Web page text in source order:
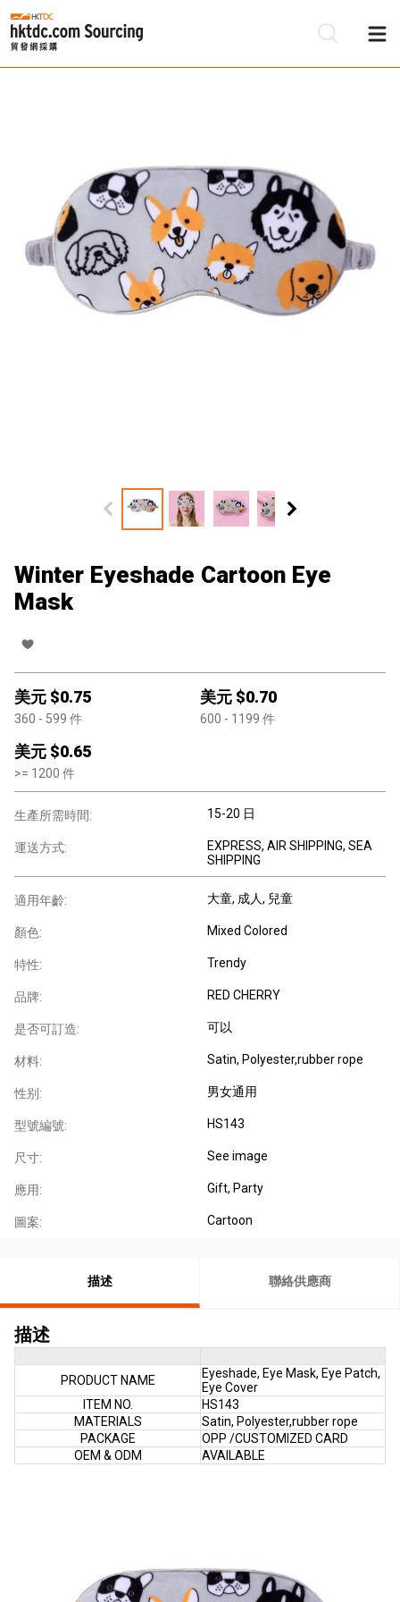
Winter Eyeshade Cartoon Eye
Mask
美元 $0.75
360 - 599 件
美元 $0.70
600 - 1199 件
美元 $0.65
>= 1200 件
生產所需時間: 15-20 日
運送方式:
EXPRESS, AIR SHIPPING, SEA
SHIPPING
適用年齡: 大童, 成人, 兒童
顏色: Mixed Colored
特性: Trendy
品牌: RED CHERRY
是否可訂造: 可以
材料: Satin, Polyester,rubber rope
性别: 男女通用
型號編號: HS143
尺寸: See image
應用: Gift, Party
圖案: Cartoon
描述 聯絡供應商
描述
PRODUCT NAME
Eyeshade, Eye Mask, Eye Patch,
Eye Cover
ITEM NO.
HS143
MATERIALS
Satin, Polyester,rubber rope
PACKAGE
OPP /CUSTOMIZED CARD
OEM & ODM
AVAILABLE